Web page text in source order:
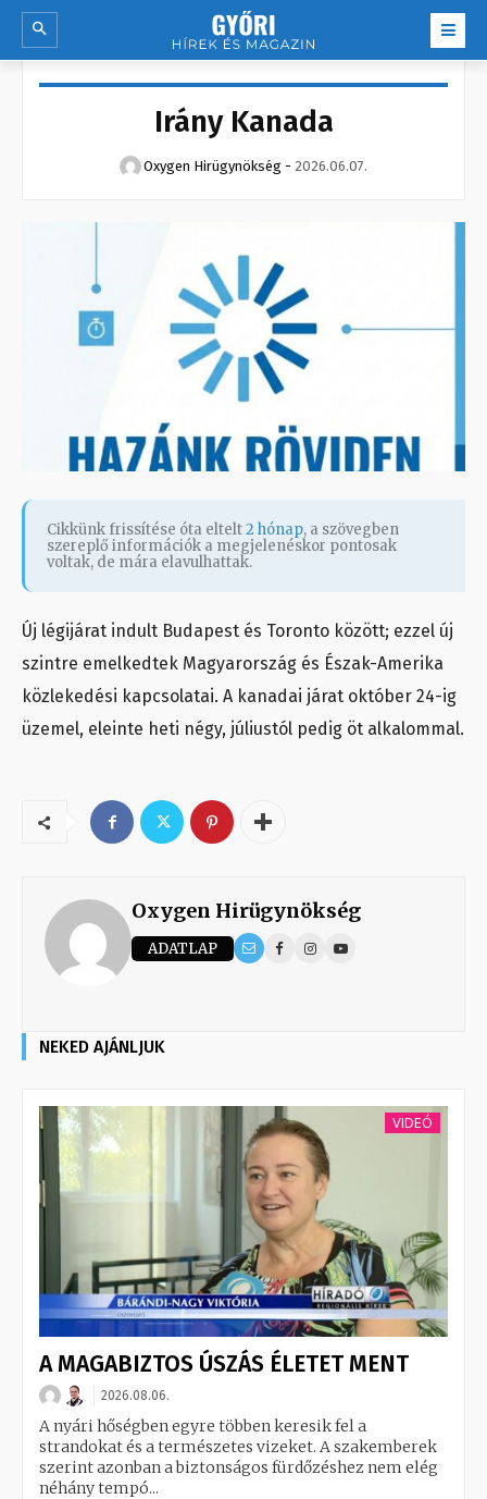
Irány Kanada
Oxygen Hirügynökség - 2026.06.07.
Cikkünk frissítése óta eltelt2 hónap, a szövegben
szereplő információk a megjelenéskor pontosak
voltak, de mára elavulhattak.
Új légijárat indult Budapest és Toronto között; ezzel új
szintre emelkedtek Magyarország és Észak-Amerika
közlekedési kapcsolatai. A kanadai járat október 24-ig
üzemel, eleinte heti négy, júliustól pedig öt alkalommal.
Oxygen Hirügynökség
ADATLAP
NEKED AJÁNLJUK
VIDEÓ
A MAGABIZTOS ÚSZÁS ÉLETET MENT
2026.08.06.
A nyári hőségben egyre többen keresik fel a
strandokat és a természetes vizeket. A szakemberek
szerint azonban a biztonságos fürdőzéshez nem elég
néhány tempó...